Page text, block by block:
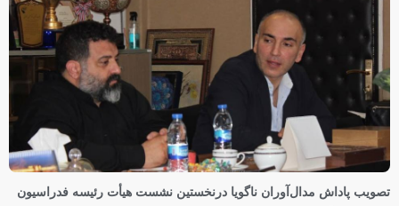
تصویب پاداش مدال‌آوران ناگویا درنخستین نشست هیأت رئیسه فدراسیون